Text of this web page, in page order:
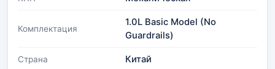
Комплектация
1.0L Basic Model (No
Guardrails)
Страна Китай